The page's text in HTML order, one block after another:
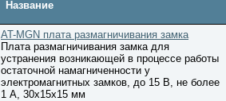
Название
AT-MGN плата размагничивания замка
Плата размагничивания замка для
устранения возникающей в процессе работы
остаточной намагниченности у
электромагнитных замков, до 15 В, не более
1 А, 30х15х15 мм